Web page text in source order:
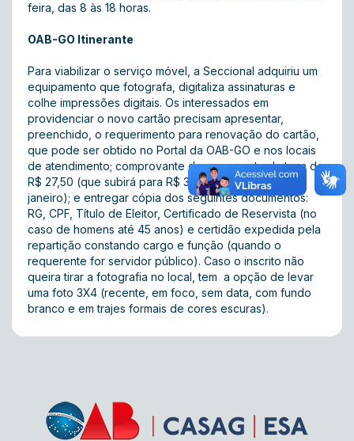
feira, das 8 às 18 horas.
OAB-GO Itinerante
Para viabilizar o serviço móvel, a Seccional adquiriu um
equipamento que fotografa, digitaliza assinaturas e
colhe impressões digitais. Os interessados em
providenciar o novo cartão precisam apresentar,
preenchido, o requerimento para renovação do cartão,
que pode ser obtido no Portal da OAB-GO e nos locais
de atendimento; comprovante de pagamento da taxa de
R$ 27,50 (que subirá para R$ 31 a partir do dia 2 de
janeiro); e entregar cópia dos seguintes documentos:
RG, CPF, Título de Eleitor, Certificado de Reservista (no
caso de homens até 45 anos) e certidão expedida pela
repartição constando cargo e função (quando o
requerente for servidor público). Caso o inscrito não
queira tirar a fotografia no local, tem a opção de levar
uma foto 3X4 (recente, em foco, sem data, com fundo
branco e em trajes formais de cores escuras).